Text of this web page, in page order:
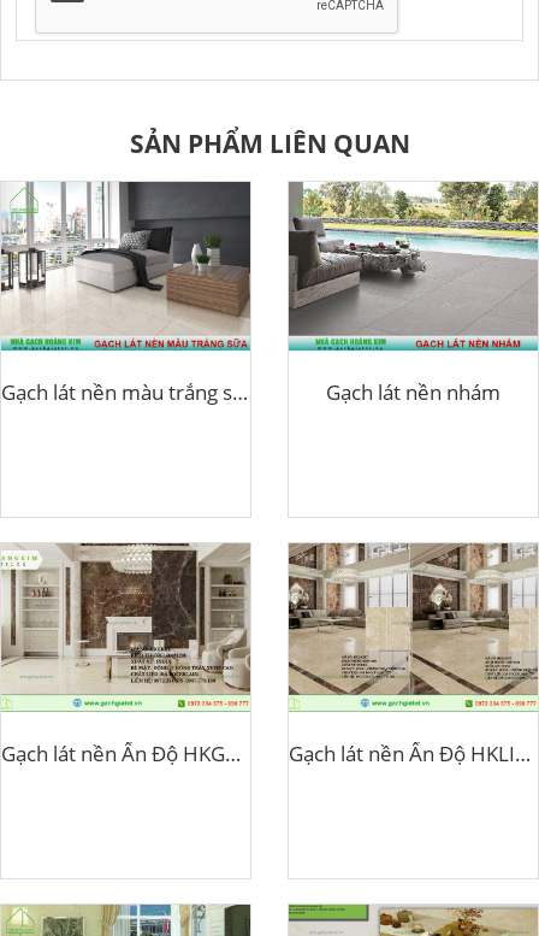
SẢN PHẨM LIÊN QUAN
Gạch lát nền màu trắng sữa Gạch lát nền nhám
Gạch lát nền Ấn Độ HKGRAT Gạch lát nền Ấn Độ HKLIGHT